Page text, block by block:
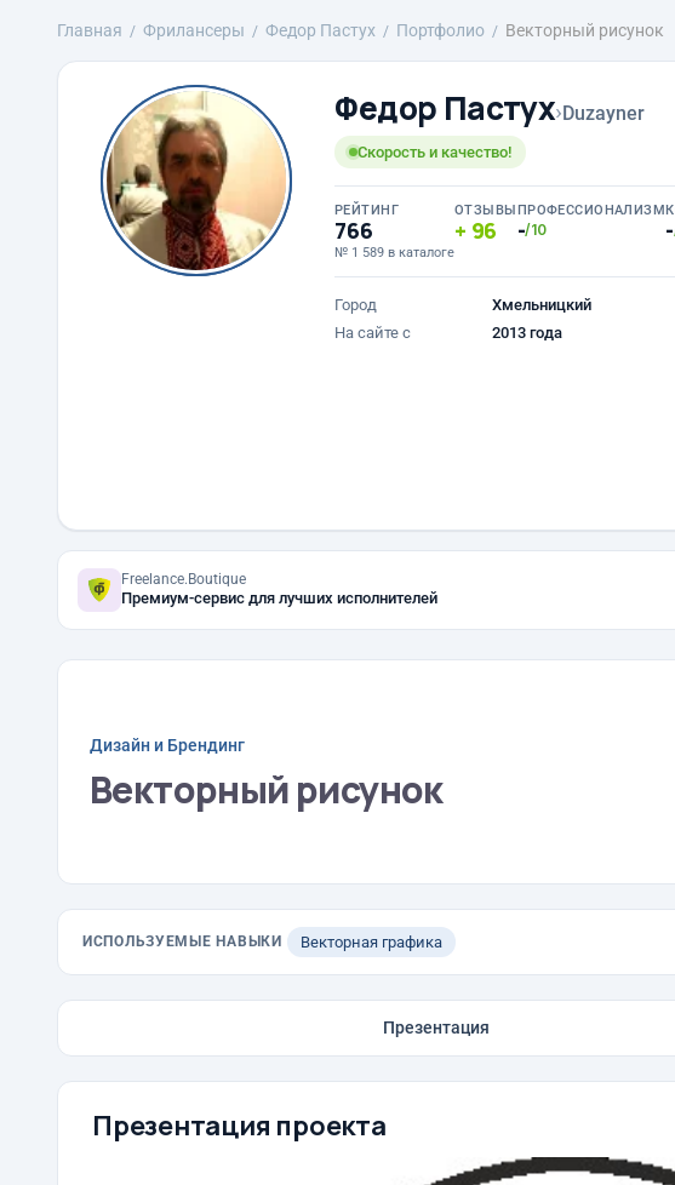
Главная Фрилансеры Федор Пастух Портфолио Векторный рисунок
Федор Пастух›Duzayner
Скорость и качество!
РЕЙТИНГ
766
№ 1 589 в каталоге
ОТЗЫВЫ
96
ПРОФЕССИОНАЛИЗМ
-/10 -
Город
Хмельницкий
На сайте с
2013 года
Freelance.Boutique
Премиум-сервис для лучших исполнителей
Дизайн и Брендинг
Векторный рисунок
ИСПОЛЬЗУЕМЫЕ НАВЫКИ Векторная графика
Презентация
Презентация проекта